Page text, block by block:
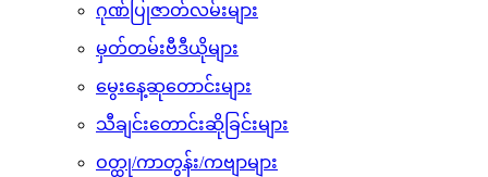
ဂုဏ်ပြုဇာတ်လမ်းများ
မှတ်တမ်းဗီဒီယိုများ
မွေးနေ့ဆုတောင်းများ
သီချင်းတောင်းဆိုခြင်းများ
ဝတ္ထု/ကာတွန်း/ကဗျာများ